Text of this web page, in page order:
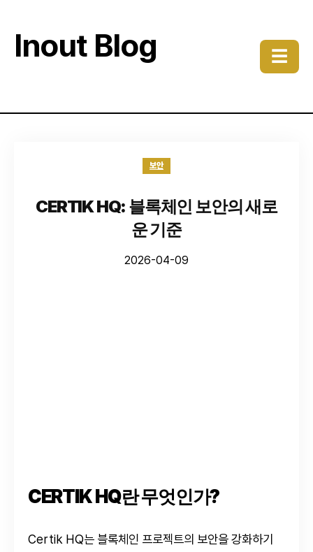
Inout Blog ☰
보안
CERTIK HQ: 블록체인 보안의 새로
운 기준
2026-04-09
CERTIK HQ란 무엇인가?
Certik HQ는 블록체인 프로젝트의 보안을 강화하기